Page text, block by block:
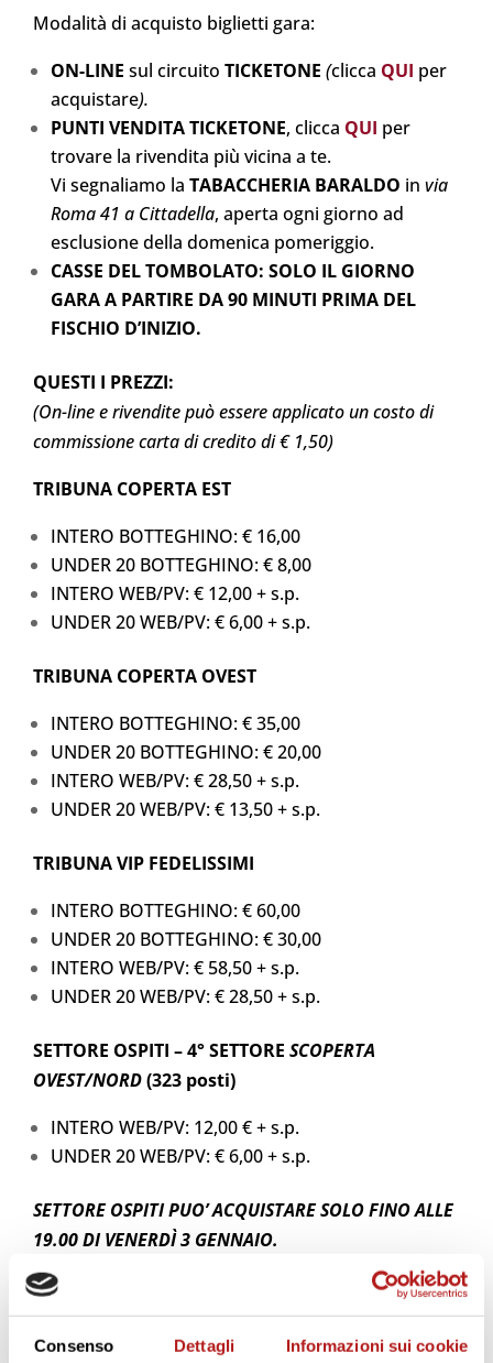
Consenso Dettagli Informazioni sui cookie
Modalità di acquisto biglietti gara:
ON-LINE sul circuito TICKETONE (clicca QUI per
acquistare).
PUNTI VENDITA TICKETONE, clicca QUI per
trovare la rivendita più vicina a te.
Vi segnaliamo la TABACCHERIA BARALDO in via
Roma 41 a Cittadella, aperta ogni giorno ad
esclusione della domenica pomeriggio.
CASSE DEL TOMBOLATO: SOLO IL GIORNO
GARA A PARTIRE DA 90 MINUTI PRIMA DEL
FISCHIO D’INIZIO.
QUESTI I PREZZI:
(On-line e rivendite può essere applicato un costo di
commissione carta di credito di € 1,50)
TRIBUNA COPERTA EST
INTERO BOTTEGHINO: € 16,00
UNDER 20 BOTTEGHINO: € 8,00
INTERO WEB/PV: € 12,00 + s.p.
UNDER 20 WEB/PV: € 6,00 + s.p.
TRIBUNA COPERTA OVEST
INTERO BOTTEGHINO: € 35,00
UNDER 20 BOTTEGHINO: € 20,00
INTERO WEB/PV: € 28,50 + s.p.
UNDER 20 WEB/PV: € 13,50 + s.p.
TRIBUNA VIP FEDELISSIMI
INTERO BOTTEGHINO: € 60,00
UNDER 20 BOTTEGHINO: € 30,00
INTERO WEB/PV: € 58,50 + s.p.
UNDER 20 WEB/PV: € 28,50 + s.p.
SETTORE OSPITI – 4° SETTORE SCOPERTA
OVEST/NORD(323 posti)
INTERO WEB/PV: 12,00 € + s.p.
UNDER 20 WEB/PV: € 6,00 + s.p.
SETTORE OSPITI PUO’ ACQUISTARE SOLO FINO ALLE
19.00 DI VENERDÌ 3 GENNAIO.
*Ridotto U20 si considerano i nati successivamente al
01/12/2005.